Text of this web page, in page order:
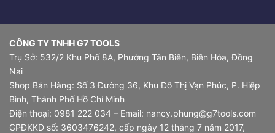
CÔNG TY TNHH G7 TOOLS
Trụ Sở: 532/2 Khu Phố 8A, Phường Tân Biên, Biên Hòa, Đồng
Nai
Shop Bán Hàng: Số 3 Đường 36, Khu Đô Thị Vạn Phúc, P. Hiệp
Bình, Thành Phố Hồ Chí Minh
Điện thoại: 0981 222 034 – Email: nancy.phung@g7tools.com
GPĐKKD số: 3603476242, cấp ngày 12 tháng 7 năm 2017,